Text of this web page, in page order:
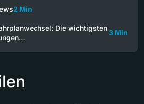
2 Min
Die wichtigsten
3 Min